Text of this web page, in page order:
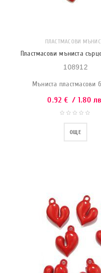
ПЛАСТМАСОВИ
Пластмасови мъниста
108912
Мъниста пластмасови
0.92 € / 1.80
ОЩЕ